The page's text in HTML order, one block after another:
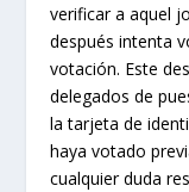
verificar a aquel
después intenta
votación. Este
delegados de
la tarjeta de
haya votado
cualquier duda